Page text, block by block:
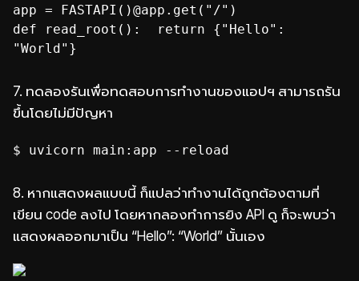
app = FASTAPI()@app.get("/")
def read_root(): return {"Hello":
"World"}
7. ทดลองรันเพื่อทดสอบการทำงานของแอปฯ สามารถรัน
ขึ้นโดยไม่มีปัญหา
$ uvicorn main:app --reload
8. หากแสดงผลแบบนี้ ก็แปลว่าทำงานได้ถูกต้องตามที่
เขียน code ลงไป โดยหากลองทำการยิง API ดู ก็จะพบว่า
แสดงผลออกมาเป็น “Hello”: “World” นั้นเอง